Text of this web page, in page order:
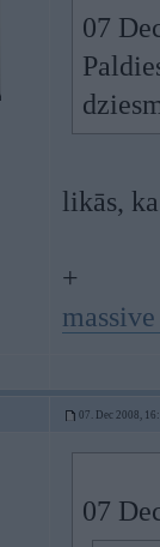
07
likās,
+
07. Dec 2008,
07